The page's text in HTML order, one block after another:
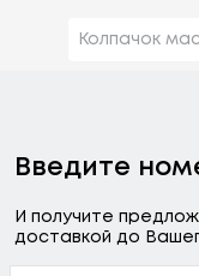
Колпачок
Введите
И получите
доставкой до